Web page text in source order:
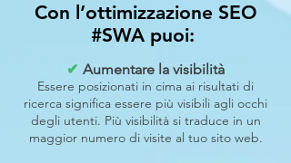
Con l’ottimizzazione SEO
#SWA puoi:
✔ Aumentare la visibilità
Essere posizionati in cima ai risultati di
ricerca significa essere più visibili agli occhi
degli utenti. Più visibilità si traduce in un
maggior numero di visite al tuo sito web.